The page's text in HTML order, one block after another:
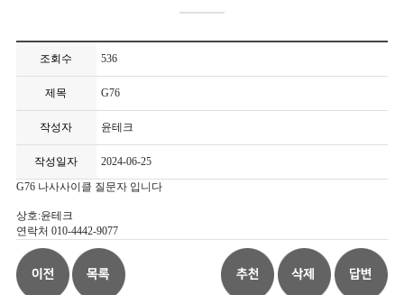
조회수 536
제목 G76
작성자 윤테크
작성일자
2024-06-25
G76 나사사이클 질문자 입니다
상호:윤테크
연락처 010-4442-9077